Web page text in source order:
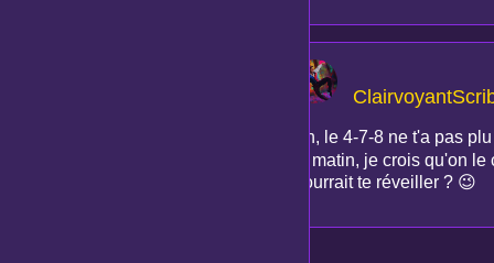
Ah, le 4-7-8 ne t'a pas
le matin, je crois qu'on
pourrait te réveiller ? 😉